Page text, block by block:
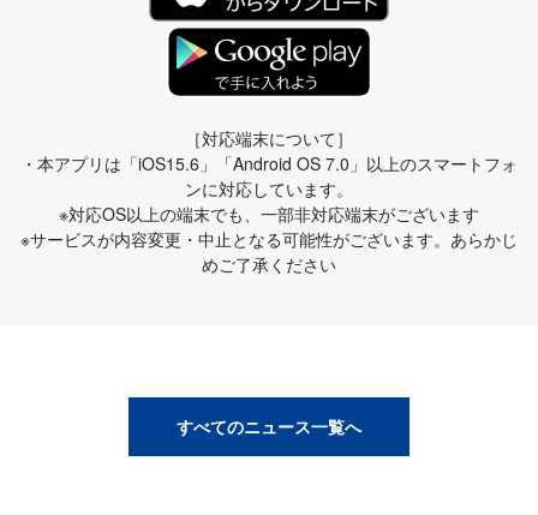
［対応端末について］
・本アプリは「iOS15.6」「Android OS 7.0」以上のスマートフォ
ンに対応しています。
※対応OS以上の端末でも、一部非対応端末がございます
※サービスが内容変更・中止となる可能性がございます。あらかじ
めご了承ください
すべてのニュース一覧へ